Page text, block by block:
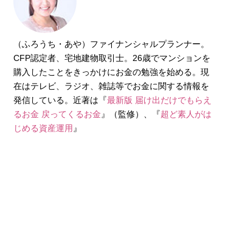
（ふろうち・あや）ファイナンシャルプランナー。
CFP認定者、宅地建物取引士。26歳でマンションを
購入したことをきっかけにお金の勉強を始める。現
在はテレビ、ラジオ、雑誌等でお金に関する情報を
発信している。近著は『最新版 届け出だけでもらえ
るお金 戻ってくるお金 』（監修）、『超ど素人がは
じめる資産運用 』